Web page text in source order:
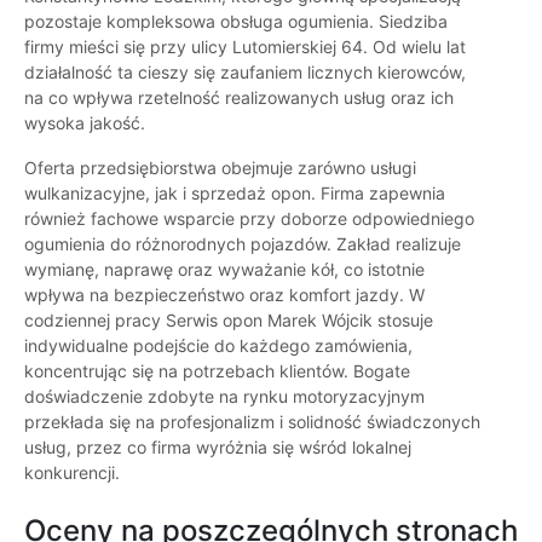
pozostaje kompleksowa obsługa ogumienia. Siedziba
firmy mieści się przy ulicy Lutomierskiej 64. Od wielu lat
działalność ta cieszy się zaufaniem licznych kierowców,
na co wpływa rzetelność realizowanych usług oraz ich
wysoka jakość.
Oferta przedsiębiorstwa obejmuje zarówno usługi
wulkanizacyjne, jak i sprzedaż opon. Firma zapewnia
również fachowe wsparcie przy doborze odpowiedniego
ogumienia do różnorodnych pojazdów. Zakład realizuje
wymianę, naprawę oraz wyważanie kół, co istotnie
wpływa na bezpieczeństwo oraz komfort jazdy. W
codziennej pracy Serwis opon Marek Wójcik stosuje
indywidualne podejście do każdego zamówienia,
koncentrując się na potrzebach klientów. Bogate
doświadczenie zdobyte na rynku motoryzacyjnym
przekłada się na profesjonalizm i solidność świadczonych
usług, przez co firma wyróżnia się wśród lokalnej
konkurencji.
Oceny na poszczególnych stronach